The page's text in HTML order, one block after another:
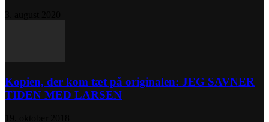
Kopien, der kom tæt på originalen: JEG SAVNER
TIDEN MED LARSEN